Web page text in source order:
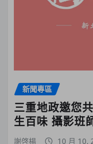
新聞專區
三重地政邀您
生百味 攝影班
謝啓楊 10 月 10,